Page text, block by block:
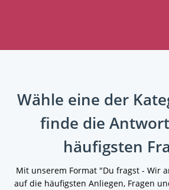
Wähle eine der
finde die
häufigsten
Mit unserem Format "Du fragst - Wir
auf die häufigsten Anliegen, Fragen